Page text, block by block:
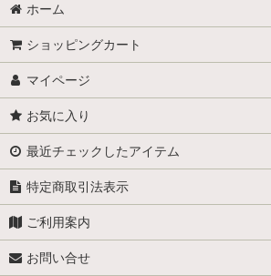
ホーム
ショッピングカート
マイページ
お気に入り
最近チェックしたアイテム
特定商取引法表示
ご利用案内
お問い合せ